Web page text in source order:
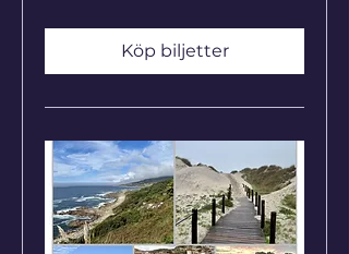
Köp biljetter